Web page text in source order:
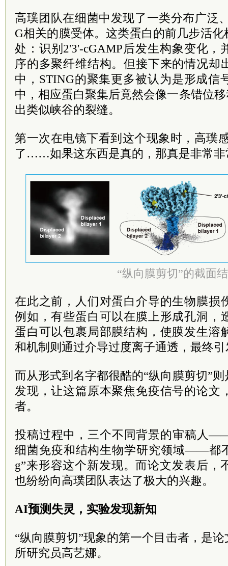
高璞团队在细菌中发现了一类分布广泛
G相关的膜受体。这类蛋白的前几步活
处：识别2'3'-cGAMP后发生构象变化，
序的多聚纤维结构。但接下来的情况却
中，STING的聚集更多被认为是形成信
中，相应蛋白聚集后竟然会像一条错位
出类似峡谷的裂缝。
第一次在电镜下看到这个现象时，高璞
了……如果这东西是真的，那真是非常非
“纵向膜剪切”的截面
在此之前，人们对蛋白介导的生物膜损
例如，有些蛋白可以在膜上形成孔洞，
蛋白可以包裹局部膜结构，使膜发生溶
和机制则通过介导过度离子通透，最终
而从形式到名字都很酷的“纵向膜剪切”
发现，让这篇原本聚焦免疫信号的论文
者。
投稿过程中，三个不同背景的审稿人
细菌免疫和结构生物学研究领域——都
g”来形容这个新发现。而论文发表后，
也纷纷向高璞团队表达了极大的兴趣。
AI预测失灵，实验发现新知
“纵向膜剪切”现象的第一个目击者，是
所研究员高艺娜。